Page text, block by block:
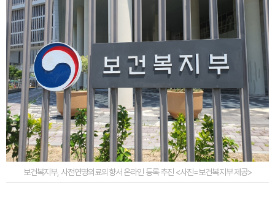
보건복지부, 사전연명의료의향서 온라인 등록 추진 <사진=보건복지부 제공>